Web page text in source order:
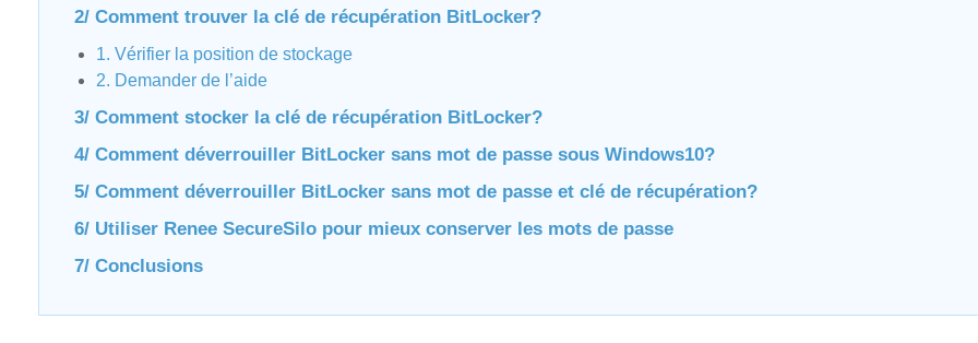
2/ Comment trouver la clé de récupération BitLocker?
1. Vérifier la position de stockage
2. Demander de l’aide
3/ Comment stocker la clé de récupération BitLocker?
4/ Comment déverrouiller BitLocker sans mot de passe sous Windows10?
5/ Comment déverrouiller BitLocker sans mot de passe et clé de récupération?
6/ Utiliser Renee SecureSilo pour mieux conserver les mots de passe
7/ Conclusions